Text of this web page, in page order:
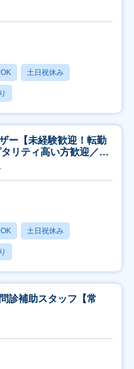
土日祝休み
ー【未経験歓迎！転勤
リティ高い方歓迎／土
土日祝休み
診補助スタッフ【常